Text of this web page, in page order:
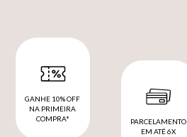
GANHE 10% OFF
NA PRIMEIRA
COMPRA*
PARCELAMENTO
EM ATÉ 6X